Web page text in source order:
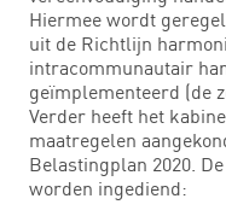
Hiermee wordt
uit de Richtlijn
intracommunautair
geïmplementeerd (de
Verder heeft het
maatregelen
Belastingplan 2020.
worden ingediend: